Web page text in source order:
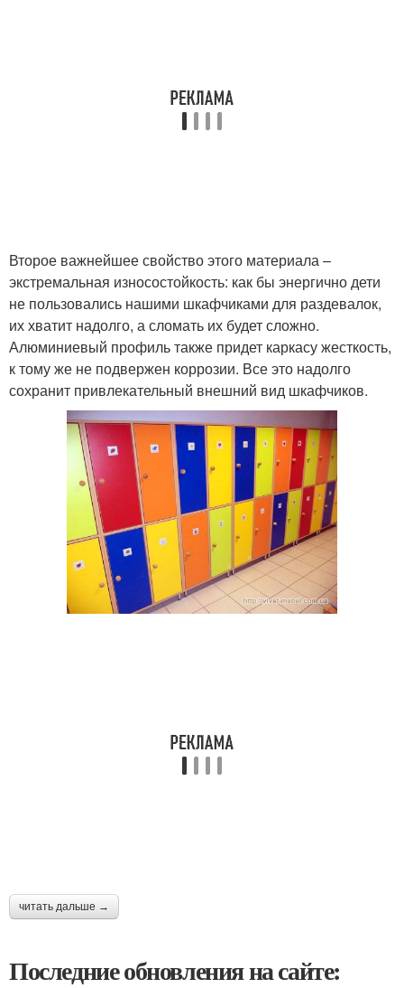
Второе важнейшее свойство этого материала –
экстремальная износостойкость: как бы энергично дети
не пользовались нашими шкафчиками для раздевалок,
их хватит надолго, а сломать их будет сложно.
Алюминиевый профиль также придет каркасу жесткость,
к тому же не подвержен коррозии. Все это надолго
сохранит привлекательный внешний вид шкафчиков.
читать дальше →
Последние обновления на сайте: